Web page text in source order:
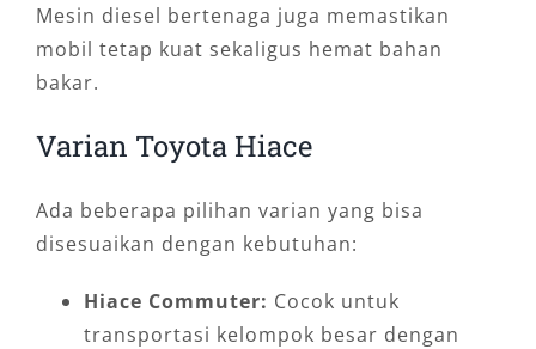
Mesin diesel bertenaga juga memastikan
mobil tetap kuat sekaligus hemat bahan
bakar.
Varian Toyota Hiace
Ada beberapa pilihan varian yang bisa
disesuaikan dengan kebutuhan:
Hiace Commuter: Cocok untuk
transportasi kelompok besar dengan